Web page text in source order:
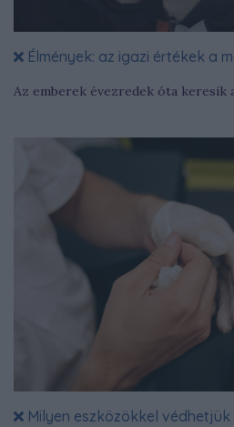
Élmények: az igazi értékek a
Az emberek évezredek óta keresik
Milyen eszközökkel